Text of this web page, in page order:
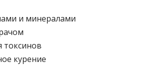
и минералами
токсинов
курение